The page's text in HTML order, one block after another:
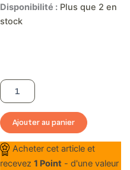
Disponibilité : Plus que 2 en
stock
quantité
de
Ajouter au panier
Acheter cet article et
recevez1 Point - d'une valeur